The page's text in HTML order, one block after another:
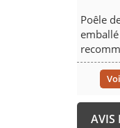
Poêle
AVIS